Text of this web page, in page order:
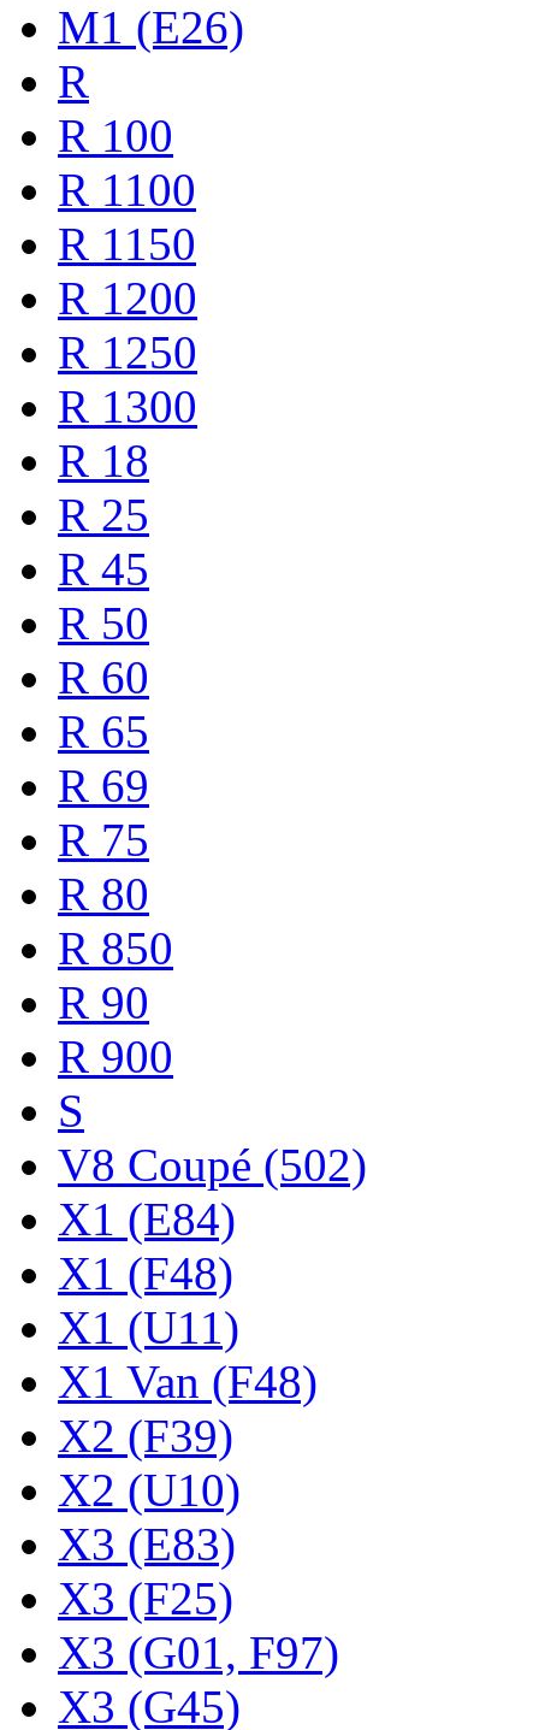
M1 (E26)
R
R 100
R 1100
R 1150
R 1200
R 1250
R 1300
R 18
R 25
R 45
R 50
R 60
R 65
R 69
R 75
R 80
R 850
R 90
R 900
S
V8 Coupé (502)
X1 (E84)
X1 (F48)
X1 (U11)
X1 Van (F48)
X2 (F39)
X2 (U10)
X3 (E83)
X3 (F25)
X3 (G01, F97)
X3 (G45)